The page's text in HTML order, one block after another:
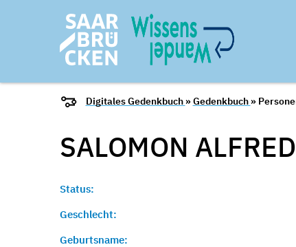
Digitales Gedenkbuch »Gedenkbuch »
SALOMON ALFRED
Status:
Geschlecht:
Geburtsname: